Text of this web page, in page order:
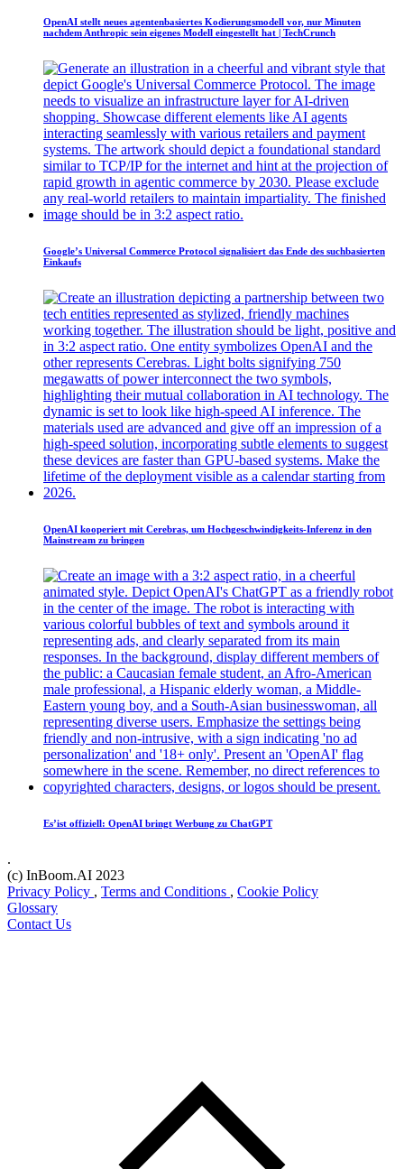
OpenAI stellt neues agentenbasiertes Kodierungsmodell vor, nur Minuten
nachdem Anthropic sein eigenes Modell eingestellt hat | TechCrunch
Google’s Universal Commerce Protocol signalisiert das Ende des suchbasierten
Einkaufs
OpenAI kooperiert mit Cerebras, um Hochgeschwindigkeits-Inferenz in den
Mainstream zu bringen
Es’ist offiziell: OpenAI bringt Werbung zu ChatGPT
.
(c) InBoom.AI 2023
Privacy Policy , Terms and Conditions , Cookie Policy
Glossary
Contact Us